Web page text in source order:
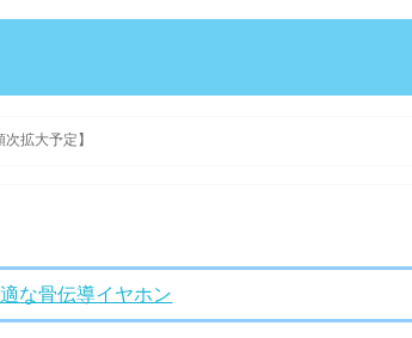
拡大予定】
な骨伝導イヤホン